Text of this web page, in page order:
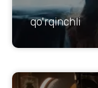
qo'rqinchli